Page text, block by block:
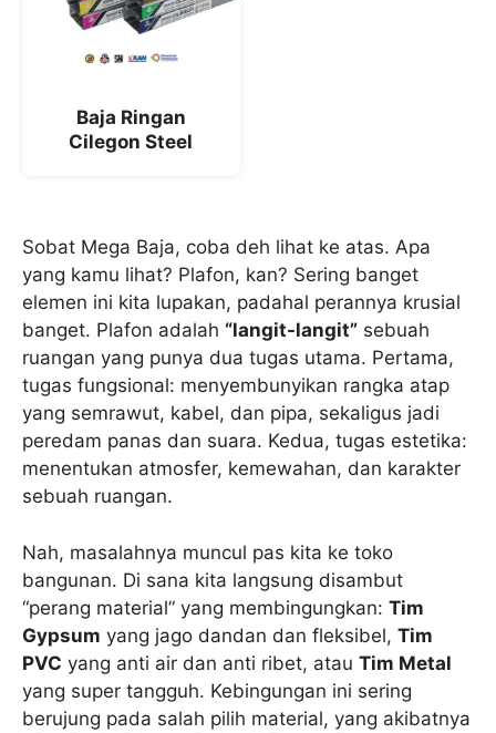
Baja Ringan
Cilegon Steel
Sobat Mega Baja, coba deh lihat ke atas. Apa
yang kamu lihat? Plafon, kan? Sering banget
elemen ini kita lupakan, padahal perannya krusial
banget. Plafon adalah “langit-langit” sebuah
ruangan yang punya dua tugas utama. Pertama,
tugas fungsional: menyembunyikan rangka atap
yang semrawut, kabel, dan pipa, sekaligus jadi
peredam panas dan suara. Kedua, tugas estetika:
menentukan atmosfer, kemewahan, dan karakter
sebuah ruangan.
Nah, masalahnya muncul pas kita ke toko
bangunan. Di sana kita langsung disambut
“perang material” yang membingungkan: Tim
Gypsum yang jago dandan dan fleksibel, Tim
PVC yang anti air dan anti ribet, atau Tim Metal
yang super tangguh. Kebingungan ini sering
berujung pada salah pilih material, yang akibatnya